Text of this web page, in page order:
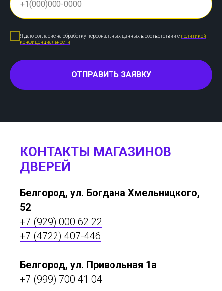
Я даю согласие на обработку персональных данных в соответствии с политикой
конфиденциальности
ОТПРАВИТЬ ЗАЯВКУ
КОНТАКТЫ МАГАЗИНОВ
ДВЕРЕЙ
Белгород, ул. Богдана Хмельницкого,
52
+7 (929) 000 62 22
+7 (4722) 407-446
Белгород, ул. Привольная 1а
+7 (999) 700 41 04